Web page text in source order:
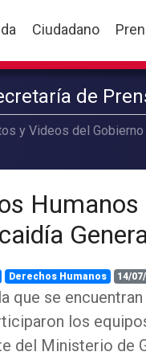
Ciudadano
de
y Videos del
Humanos
Derechos Humanos 14/
que se
los
del Ministerio de